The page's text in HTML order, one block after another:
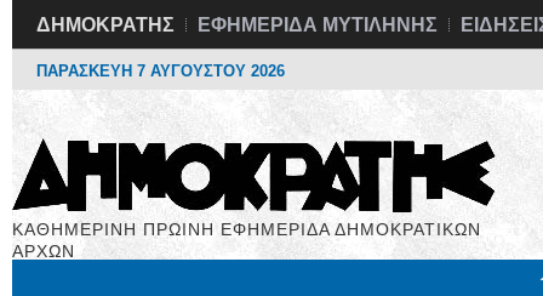
ΔΗΜΟΚΡΑΤΗΣ ΕΦΗΜΕΡΙΔΑ ΜΥΤΙΛΗΝΗΣ
ΠΑΡΑΣΚΕΥΗ 7 ΑΥΓΟΥΣΤΟΥ 2026
ΚΑΘΗΜΕΡΙΝΗ ΠΡΩΙΝΗ ΕΦΗΜΕΡΙΔΑ ΔΗΜΟΚΡΑΤΙΚΩΝ
ΑΡΧΩΝ